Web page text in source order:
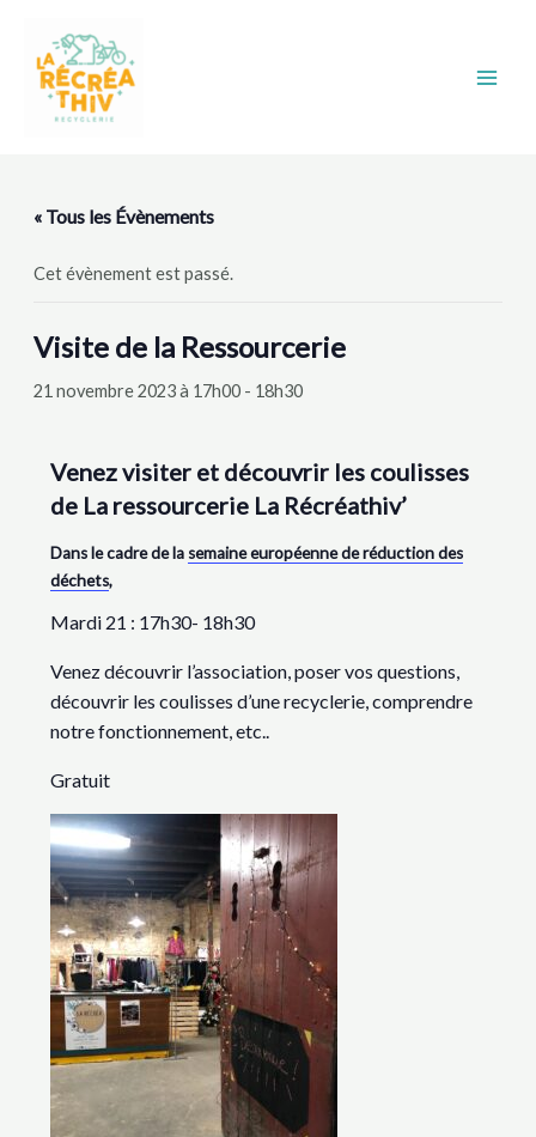
contenu
« Tous les Évènements
Cet évènement est passé.
Visite de la Ressourcerie
21 novembre 2023 à 17h00- 18h30
Venez visiter et découvrir les coulisses
de La ressourcerie La Récréathiv’
Dans le cadre de la semaine européenne de réduction des
déchets,
Mardi 21 : 17h30- 18h30
Venez découvrir l’association, poser vos questions,
découvrir les coulisses d’une recyclerie, comprendre
notre fonctionnement, etc..
Gratuit